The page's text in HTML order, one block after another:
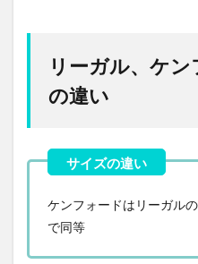
リーガル、ケ
の違い
ケンフォードはリーガル
で同等